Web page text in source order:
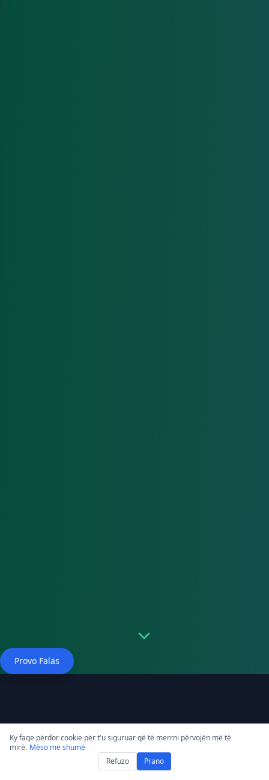
Provo Falas
Ky faqe përdor cookie për t'u siguruar që të merrni përvojën më të
mirë. Mëso më shumë
Refuzo
Prano